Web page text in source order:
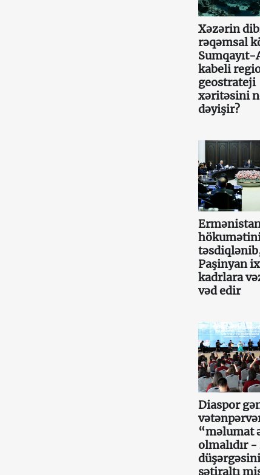
Xəzərin
rəqəmsal
Sumqayıt-
kabeli
geostrateji
xəritəsini
dəyişir?
Paşinyan
kadrlara
vəd edir
Diaspor
“məlumat
olmalıdır
sətiraltı